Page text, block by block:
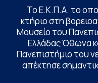
Το Ε.Κ.Π.Α. το
κτήριο στη
Μουσείο του
Ελλάδας Όθωνα
Πανεπιστήμιο του
απέκτησε